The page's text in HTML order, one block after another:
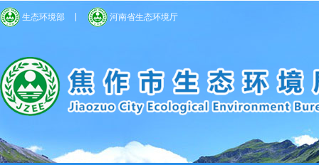
生态环境部 河南省生态环境厅